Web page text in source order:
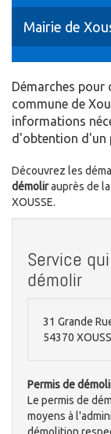
Mairie de
Démarches pour
commune de
informations
d'obtention d'un
Découvrez les
démolirauprès de la
XOUSSE.
Service
démolir
31 Grande
54370
Permis de
Le permis de
moyens à